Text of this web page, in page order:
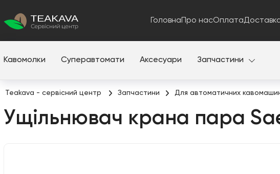
Головна Про насОплата
Кавомолки Суперавтомати Аксесуари Запчастини
Teakava - сервісний центр Запчастини Для автоматичних
Ущільнювач крана пара